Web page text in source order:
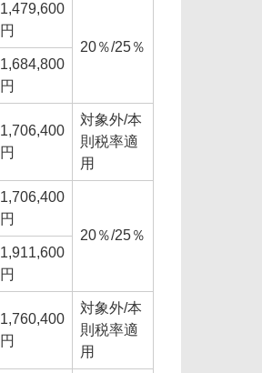
1,479,600
円
20％/25％
1,684,800
円
1,706,400
円
対象外/本
則税率適
用
1,706,400
円
20％/25％
1,911,600
円
1,760,400
円
対象外/本
則税率適
用